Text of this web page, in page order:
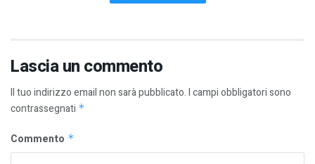
Lascia un commento
Il tuo indirizzo email non sarà pubblicato.I campi obbligatori sono
contrassegnati *
Commento *